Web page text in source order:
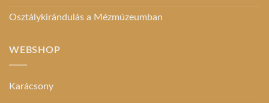
Osztálykirándulás a Mézmúzeumban
WEBSHOP
Karácsony